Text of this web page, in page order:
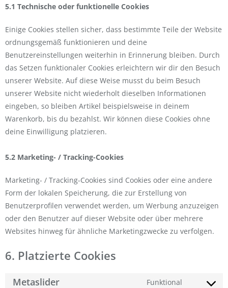
5.1 Technische oder funktionelle Cookies
Einige Cookies stellen sicher, dass bestimmte Teile der Website
ordnungsgemäß funktionieren und deine
Benutzereinstellungen weiterhin in Erinnerung bleiben. Durch
das Setzen funktionaler Cookies erleichtern wir dir den Besuch
unserer Website. Auf diese Weise musst du beim Besuch
unserer Website nicht wiederholt dieselben Informationen
eingeben, so bleiben Artikel beispielsweise in deinem
Warenkorb, bis du bezahlst. Wir können diese Cookies ohne
deine Einwilligung platzieren.
5.2 Marketing- / Tracking-Cookies
Marketing- / Tracking-Cookies sind Cookies oder eine andere
Form der lokalen Speicherung, die zur Erstellung von
Benutzerprofilen verwendet werden, um Werbung anzuzeigen
oder den Benutzer auf dieser Website oder über mehrere
Websites hinweg für ähnliche Marketingzwecke zu verfolgen.
6. Platzierte Cookies
Metaslider Funktional